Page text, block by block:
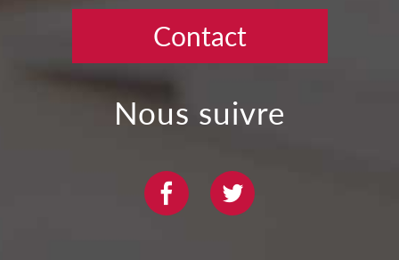
Contact
nous suivre